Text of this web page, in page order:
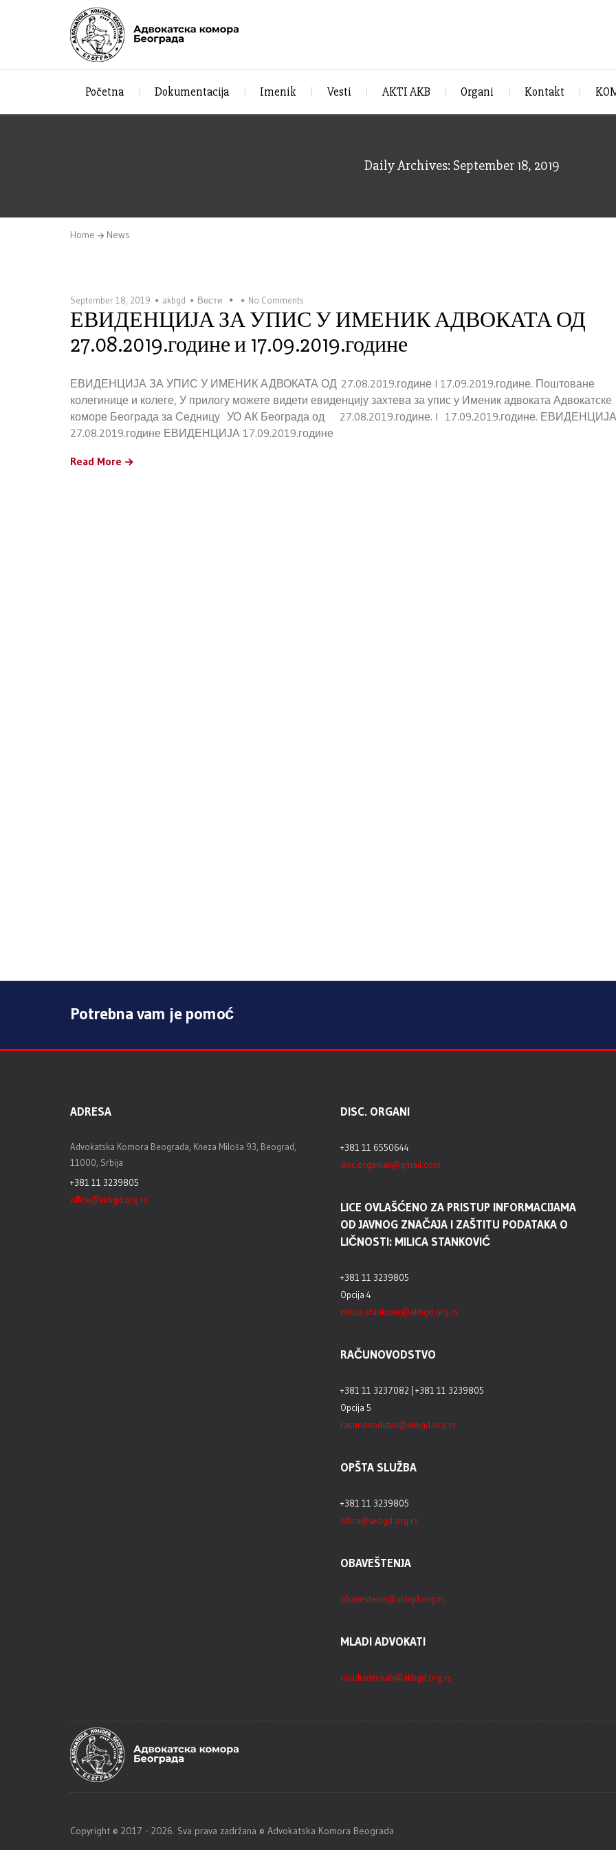
Početna Dokumentacija Imenik Vesti AKTI AKB Organi Kontakt
Daily Archives: September 18, 2019
Home News
September 18, 2019 akbgd Вести No Comments
ЕВИДЕНЦИЈА ЗА УПИС У ИМЕНИК АДВОКАТА ОД
27.08.2019.године и 17.09.2019.године
ЕВИДЕНЦИЈА ЗА УПИС У ИМЕНИК АДВОКАТА ОД 27.08.2019.године I 17.09.2019.године. Поштоване
колегинице и колеге, У прилогу можете видети евиденцију захтева за упис у Именик адвоката Адвокатске
коморе Београда за Седницу УО АК Београда од 27.08.2019.године. I 17.09.2019.године. ЕВИДЕНЦИЈА
27.08.2019.године ЕВИДЕНЦИЈА 17.09.2019.године
Read More
Potrebna vam je pomoć
ADRESA
Advokatska Komora Beograda, Kneza Miloša 93, Beograd,
11000, Srbija
+381 11 3239805
office@akbgd.org.rs
DISC. ORGANI
+381 11 6550644
disc.organiak@gmail.com
LICE OVLAŠĆENO ZA PRISTUP INFORMACIJAMA
OD JAVNOG ZNAČAJA I ZAŠTITU PODATAKA O
LIČNOSTI: MILICA STANKOVIĆ
+381 11 3239805
Opcija 4
milica.stankovic@akbgd.org.rs
RAČUNOVODSTVO
+381 11 3237082 | +381 11 3239805
Opcija 5
racunovodstvo@akbgd.org.rs
OPŠTA SLUŽBA
+381 11 3239805
office@akbgd.org.rs
OBAVEŠTENJA
obavestenje@akbgd.org.rs
MLADI ADVOKATI
mladiadvokati@akbgd.org.rs
Copyright © 2017 - 2026. Sva prava zadržana © Advokatska Komora Beograda